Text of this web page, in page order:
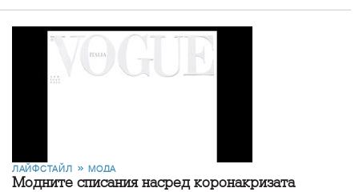
ЛАЙФСТАЙЛ МОДА
Модните списания насред коронакризата